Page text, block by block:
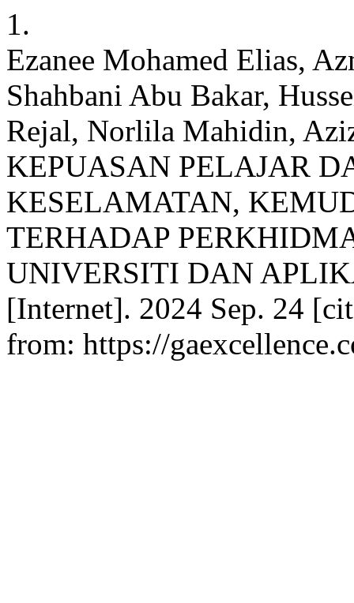
1.
Ezanee Mohamed Elias,
Shahbani Abu Bakar,
Rejal, Norlila Mahidin,
KEPUASAN PELAJAR
KESELAMATAN,
TERHADAP
UNIVERSITI DAN
[Internet]. 2024 Sep. 24
from: https://